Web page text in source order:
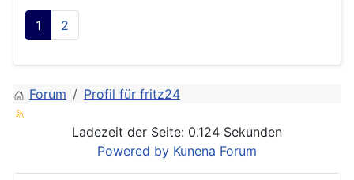
1 2
Forum Profil für fritz24
Ladezeit der Seite: 0.124 Sekunden
Powered by Kunena Forum